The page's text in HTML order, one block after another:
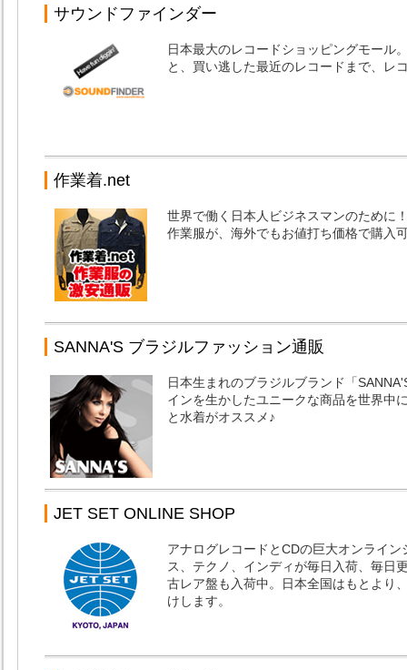
サウンドファインダー
日本最大のレコードショッピングモール
と、買い逃した最近のレコードまで、レ
作業着.net
世界で働く日本人ビジネスマンのために
作業服が、海外でもお値打ち価格で購入
SANNA'S ブラジルファッション通販
日本生まれのブラジルブランド「
インを生かしたユニークな商品を世界中
と水着がオススメ♪
JET SET ONLINE SHOP
アナログレコードとCDの巨大オンライ
ス、テクノ、インディが毎日入荷、毎日
古レア盤も入荷中。日本全国はもとより
けします。